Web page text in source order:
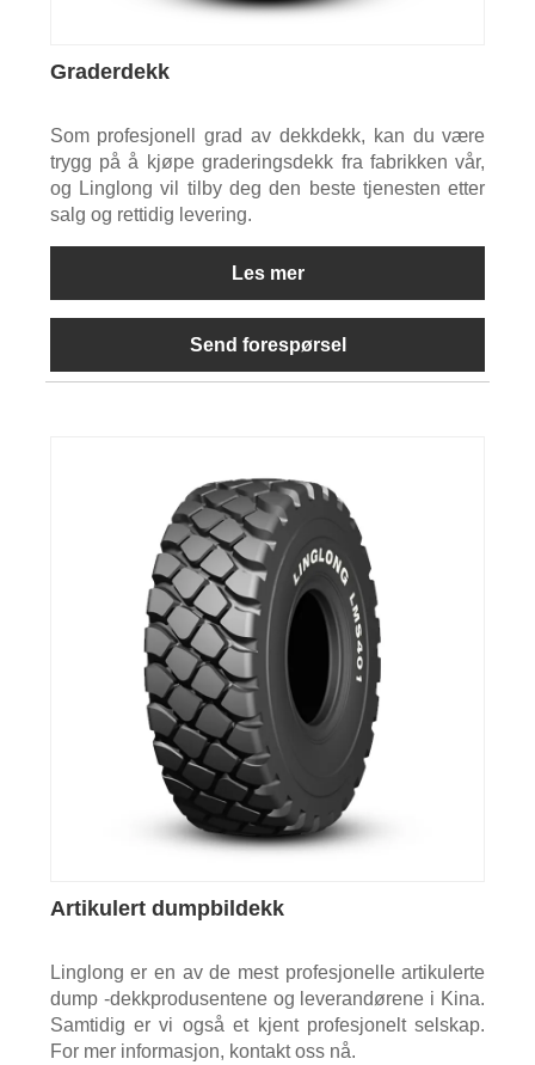
Graderdekk
Som profesjonell grad av dekkdekk, kan du være
trygg på å kjøpe graderingsdekk fra fabrikken vår,
og Linglong vil tilby deg den beste tjenesten etter
salg og rettidig levering.
Les mer
Send forespørsel
Artikulert dumpbildekk
Linglong er en av de mest profesjonelle artikulerte
dump -dekkprodusentene og leverandørene i Kina.
Samtidig er vi også et kjent profesjonelt selskap.
For mer informasjon, kontakt oss nå.